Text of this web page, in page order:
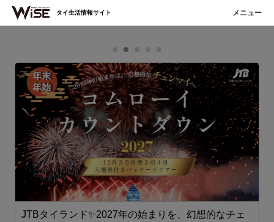
JTBタイランド✨2027年の始まりを、幻想的なチェ
タイ生活情報サイト